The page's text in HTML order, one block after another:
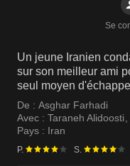
Se
Un jeune Iranien
sur son meilleur ami
seul moyen
De : Asghar Farhadi
Avec : Taraneh Alidoosti
Pays : Iran
P. S.